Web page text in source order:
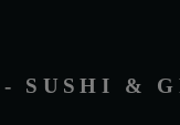
- SUSHI &